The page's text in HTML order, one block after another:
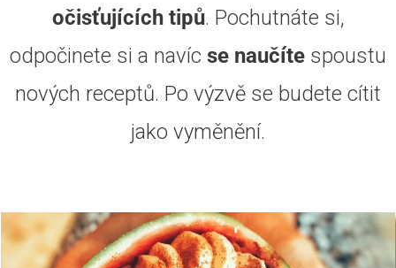
očisťujících tipů. Pochutnáte si,
odpočinete si a navíc se naučíte spoustu
nových receptů. Po výzvě se budete cítit
jako vyměnění.